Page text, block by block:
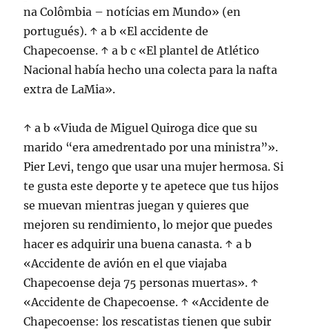
na Colômbia – notícias em Mundo» (en
portugués). ↑ a b «El accidente de
Chapecoense. ↑ a b c «El plantel de Atlético
Nacional había hecho una colecta para la nafta
extra de LaMia».
↑ a b «Viuda de Miguel Quiroga dice que su
marido “era amedrentado por una ministra”».
Pier Levi, tengo que usar una mujer hermosa. Si
te gusta este deporte y te apetece que tus hijos
se muevan mientras juegan y quieres que
mejoren su rendimiento, lo mejor que puedes
hacer es adquirir una buena canasta. ↑ a b
«Accidente de avión en el que viajaba
Chapecoense deja 75 personas muertas». ↑
«Accidente de Chapecoense. ↑ «Accidente de
Chapecoense: los rescatistas tienen que subir